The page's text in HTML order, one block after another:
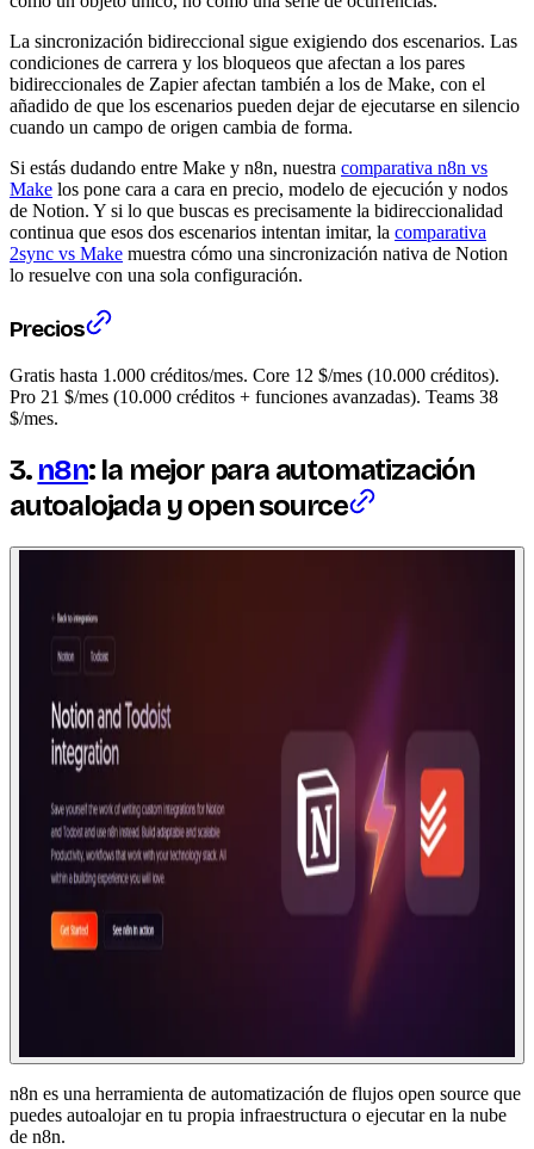
La sincronización bidireccional sigue exigiendo dos escenarios. Las
condiciones de carrera y los bloqueos que afectan a los pares
bidireccionales de Zapier afectan también a los de Make, con el
añadido de que los escenarios pueden dejar de ejecutarse en silencio
cuando un campo de origen cambia de forma.
Si estás dudando entre Make y n8n, nuestra comparativa n8n vs
Make los pone cara a cara en precio, modelo de ejecución y nodos
de Notion. Y si lo que buscas es precisamente la bidireccionalidad
continua que esos dos escenarios intentan imitar, la comparativa
2sync vs Make muestra cómo una sincronización nativa de Notion
lo resuelve con una sola configuración.
Precios
Gratis hasta 1.000 créditos/mes. Core 12 $/mes (10.000 créditos).
Pro 21 $/mes (10.000 créditos + funciones avanzadas). Teams 38
$/mes.
3. n8n: la mejor para automatización
autoalojada y open source
n8n es una herramienta de automatización de flujos open source que
puedes autoalojar en tu propia infraestructura o ejecutar en la nube
de n8n.